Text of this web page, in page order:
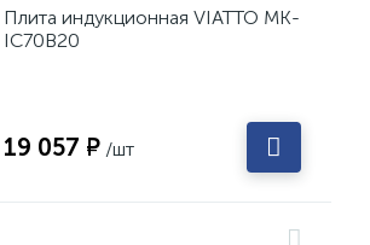
Плита индукционная VIATTO MK-
IC70B20
19 057 ₽ /шт